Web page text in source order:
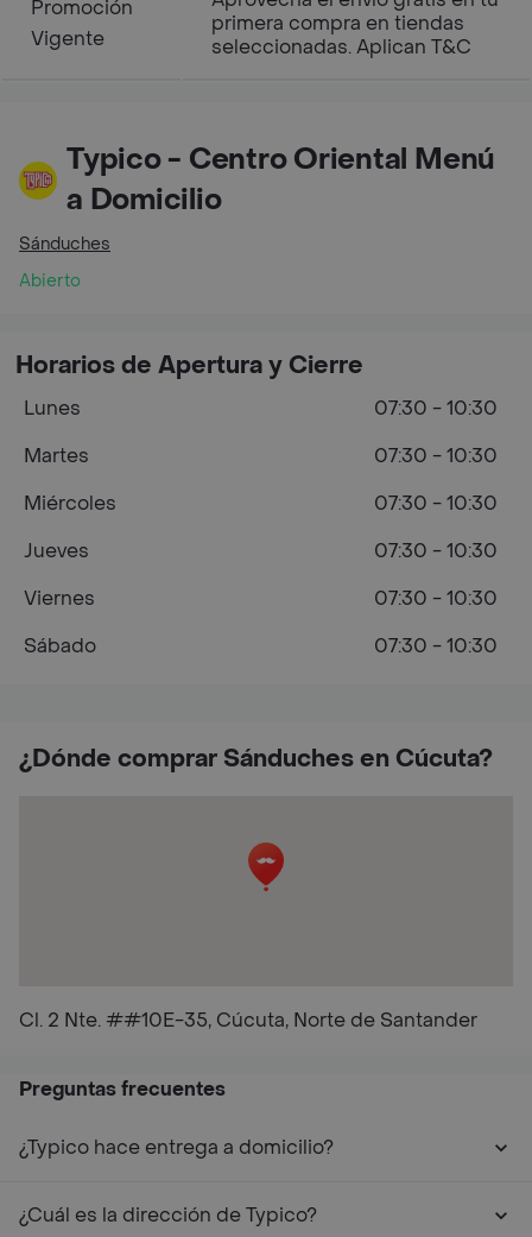
Promoción
Vigente
primera compra en tiendas
seleccionadas. Aplican T&C
Typico - Centro Oriental Menú
a Domicilio
Sánduches
Abierto
¿Dónde comprar Sánduches en Cúcuta?
Cl. 2 Nte. ##10E-35, Cúcuta, Norte de Santander
Horarios de Apertura y Cierre
Lunes
07:30 - 10:30
Martes
07:30 - 10:30
Miércoles
07:30 - 10:30
Jueves
07:30 - 10:30
Viernes
07:30 - 10:30
Sábado
07:30 - 10:30
Preguntas frecuentes
¿Typico hace entrega a domicilio?
¿Cuál es la dirección de Typico?